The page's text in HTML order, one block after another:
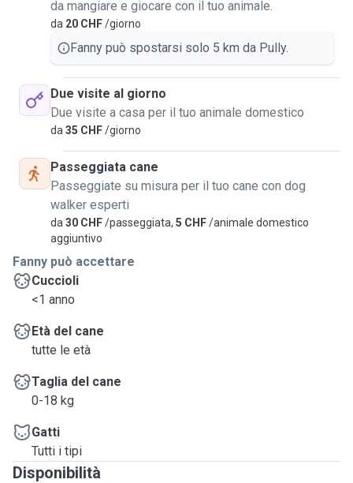
da mangiare e giocare con il tuo animale.
da 20 CHF/giorno
Fanny può spostarsi solo 5 km da Pully.
Due visite al giorno
Due visite a casa per il tuo animale domestico
da 35 CHF/giorno
Passeggiata cane
Passeggiate su misura per il tuo cane con dog
walker esperti
da 30 CHF/passeggiata, 5 CHF/animale domestico
aggiuntivo
Fanny può accettare
Cuccioli
<1 anno
Età del cane
tutte le età
Taglia del cane
0-18 kg
Gatti
Tutti i tipi
Disponibilità